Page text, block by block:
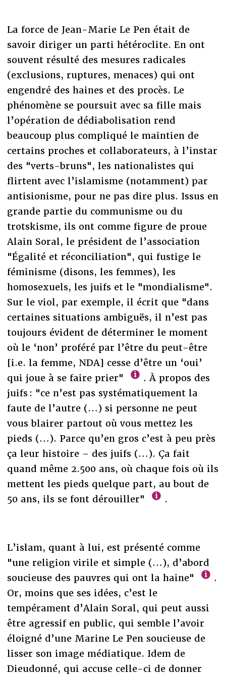
La force de Jean-Marie Le Pen était de
savoir diriger un parti hétéroclite. En ont
souvent résulté des mesures radicales
(exclusions, ruptures, menaces) qui ont
engendré des haines et des procès. Le
phénomène se poursuit avec sa fille mais
l’opération de dédiabolisation rend
beaucoup plus compliqué le maintien de
certains proches et collaborateurs, à l’instar
des "verts-bruns", les nationalistes qui
flirtent avec l’islamisme (notamment) par
antisionisme, pour ne pas dire plus. Issus en
grande partie du communisme ou du
trotskisme, ils ont comme figure de proue
Alain Soral, le président de l’association
"Égalité et réconciliation", qui fustige le
féminisme (disons, les femmes), les
homosexuels, les juifs et le "mondialisme".
Sur le viol, par exemple, il écrit que "dans
certaines situations ambiguës, il n’est pas
toujours évident de déterminer le moment
où le ‘non’ proféré par l’être du peut-être
[i.e. la femme, NDA] cesse d’être un ‘oui’
qui joue à se faire prier"
. À propos des
juifs : "ce n’est pas systématiquement la
faute de l’autre (…) si personne ne peut
vous blairer partout où vous mettez les
pieds (…). Parce qu’en gros c’est à peu près
ça leur histoire – des juifs (…). Ça fait
quand même 2.500 ans, où chaque fois où ils
mettent les pieds quelque part, au bout de
50 ans, ils se font dérouiller"
.
L’islam, quant à lui, est présenté comme
"une religion virile et simple (…), d’abord
soucieuse des pauvres qui ont la haine"
.
Or, moins que ses idées, c’est le
tempérament d’Alain Soral, qui peut aussi
être agressif en public, qui semble l’avoir
éloigné d’une Marine Le Pen soucieuse de
lisser son image médiatique. Idem de
Dieudonné, qui accuse celle-ci de donner